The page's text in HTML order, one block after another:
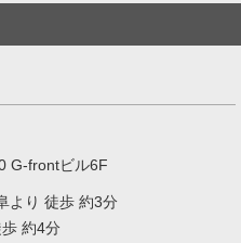
G-frontビル6F
より 徒歩 約3分
約4分